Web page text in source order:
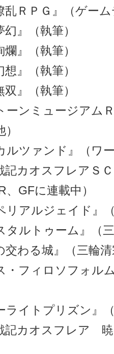
乱ＲＰＧ』（ゲー
幻』（執筆）
爛』（執筆）
想』（執筆）
双』（執筆）
ーンミュージアム
ルツァンド』（ワ
記カオスフレアＳ
、GFに連載中）
リアルジェイド』
タルトゥーム』（
交わる城』（三輪
・フィロソフォル
ライトプリズン』
記カオスフレア